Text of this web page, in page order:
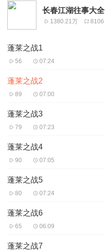
长春江湖往事大全
1380.21万 8106
蓬莱之战1
56 07:24
蓬莱之战2
89 07:00
蓬莱之战3
79 07:23
蓬莱之战4
90 07:05
蓬莱之战5
80 07:24
蓬莱之战6
65 06:09
蓬莱之战7